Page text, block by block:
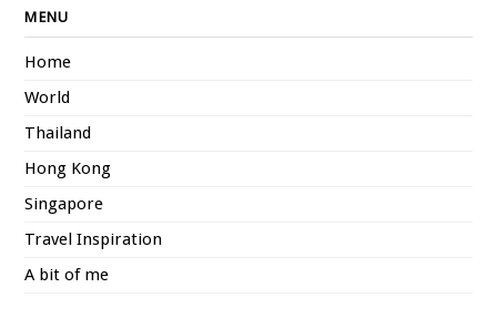
MENU
Home
World
Thailand
Hong Kong
Singapore
Travel Inspiration
A bit of me